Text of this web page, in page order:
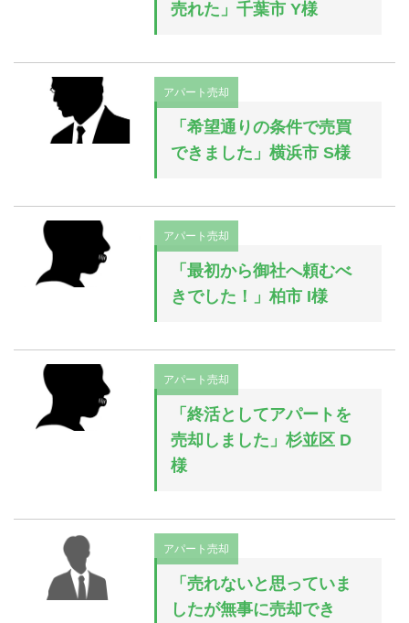
売れた」千葉市 Y様
アパート売却
「希望通りの条件で売買
できました」横浜市 S様
アパート売却
「最初から御社へ頼むべ
きでした！」柏市 I様
アパート売却
「終活としてアパートを
売却しました」杉並区 D
様
アパート売却
「売れないと思っていま
したが無事に売却でき